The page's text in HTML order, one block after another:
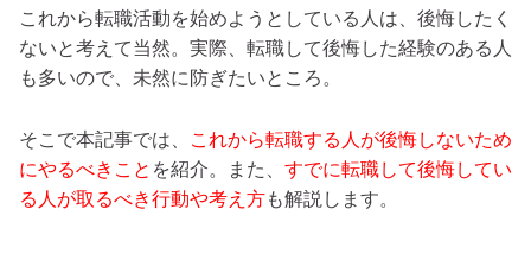
これから転職活動を始めようとしている人は、後悔したく
ないと考えて当然。実際、転職して後悔した経験のある人
も多いので、未然に防ぎたいところ。
そこで本記事では、
これから転職する人が後悔しないため
にやるべきこと を紹介。また、 すでに転職して後悔してい
る人が取るべき行動や考え方も解説します。